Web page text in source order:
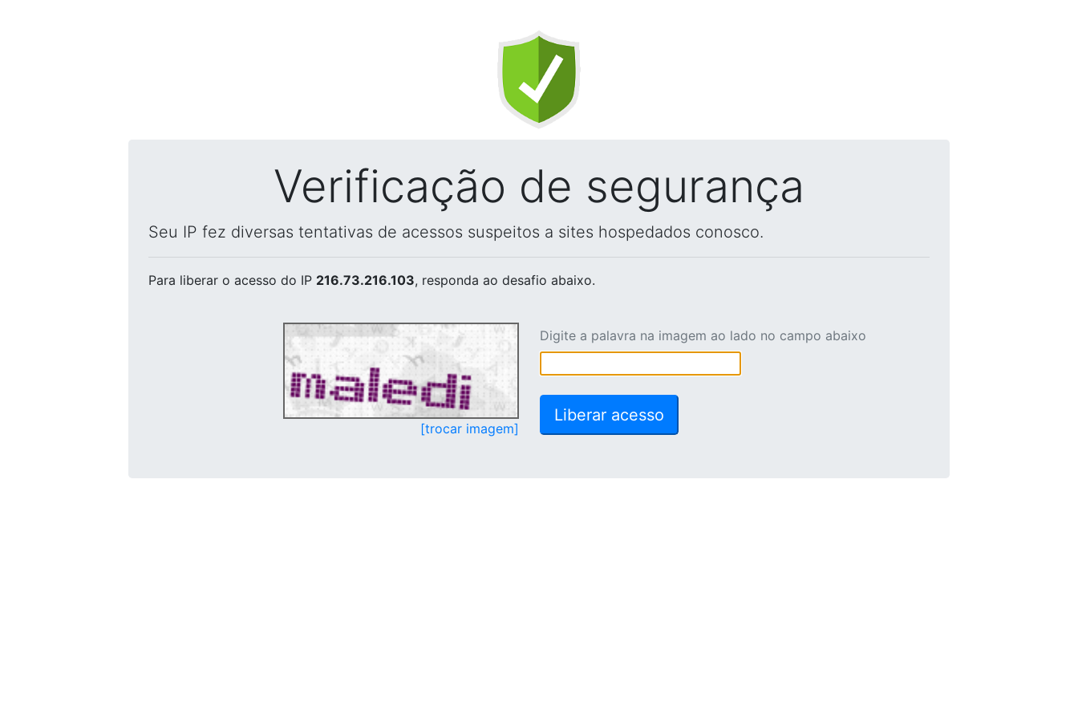
Verificação de segurança
Seu IP fez diversas tentativas de acessos suspeitos a sites hospedados conosco.
Para liberar o acesso do IP 216.73.216.103, responda ao desafio abaixo.
[trocar imagem]
Digite a palavra na imagem ao lado no campo abaixo